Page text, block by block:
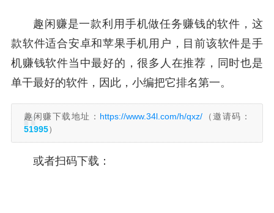
趣闲赚是一款利用手机做任务赚钱的软件，这
款软件适合安卓和苹果手机用户，目前该软件是手
机赚钱软件当中最好的，很多人在推荐，同时也是
单干最好的软件，因此，小编把它排名第一。
趣闲赚下载地址： https://www.34l.com/h/qxz/ （邀请码：
51995）
或者扫码下载：